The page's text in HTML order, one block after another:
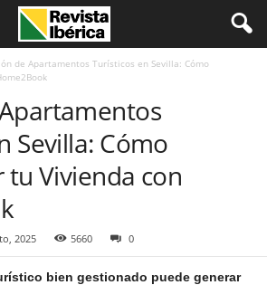
de Apartamentos Turísticos en Sevilla: Cómo
Sevilla: Cómo
tu Vivienda con
2025 5660 0
bien gestionado puede generar